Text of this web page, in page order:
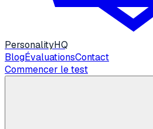
PersonalityHQ
BlogÉvaluationsContact
Commencer le test